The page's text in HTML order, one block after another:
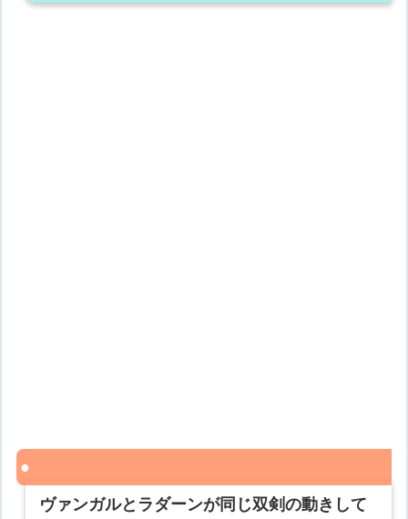
ヴァンガルとラダーンが同じ双剣の動きして